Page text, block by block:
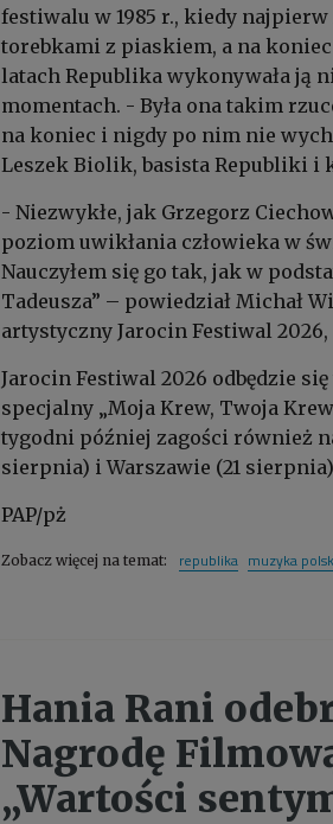
festiwalu w 1985 r., kiedy
torebkami z piaskiem, a na
latach Republika wykonywała ją
momentach. - Była ona takim
na koniec i nigdy po nim nie
Leszek Biolik, basista Republiki i
- Niezwykłe, jak Grzegorz
poziom uwikłania człowieka w
Nauczyłem się go tak, jak w
Tadeusza” – powiedział Michał
artystyczny Jarocin Festiwal
Jarocin Festiwal 2026 odbędzie
specjalny „Moja Krew, Twoja
tygodni później zagości również
sierpnia) i Warszawie (21
PAP/pż
Zobacz więcej na temat: republika muzyka
Hania Rani
Nagrodę
„Wartości